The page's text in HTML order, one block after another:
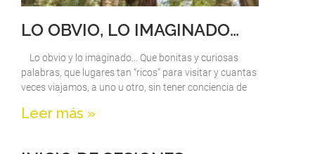
LO OBVIO, LO IMAGINADO…
Lo obvio y lo imaginado… Que bonitas y curiosas
palabras, que lugares tan “ricos” para visitar y cuantas
veces viajamos, a uno u otro, sin tener conciencia de
Leer más »